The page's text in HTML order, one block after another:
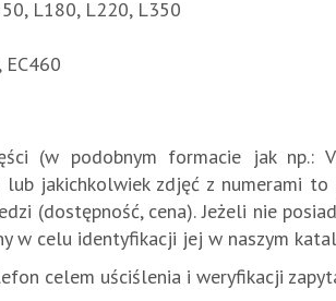
L180, L220, L350
EC460
(w podobnym formacie jak np.:
jakichkolwiek zdjęć z numerami
(dostępność, cena). Jeżeli nie
w celu identyfikacji jej w naszym
celem uściślenia i weryfikacji